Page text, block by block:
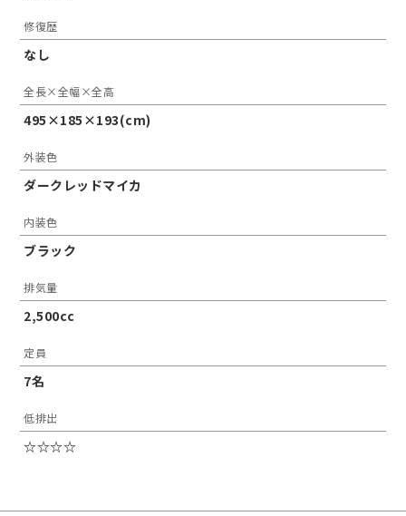
修復歴
なし
全長×全幅×全高
495×185×193(cm)
外装色
ダークレッドマイカ
内装色
ブラック
排気量
2,500cc
定員
7名
低排出
☆☆☆☆